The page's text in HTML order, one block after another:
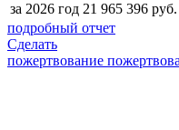
за 2026 год 21 965 396 руб.
подробный отчет
Сделать
пожертвование